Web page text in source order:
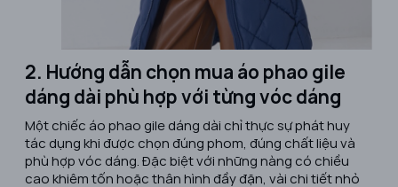
2. Hướng dẫn chọn mua áo phao gile
dáng dài phù hợp với từng vóc dáng
Một chiếc áo phao gile dáng dài chỉ thực sự phát huy
tác dụng khi được chọn đúng phom, đúng chất liệu và
phù hợp vóc dáng. Đặc biệt với những nàng có chiều
cao khiêm tốn hoặc thân hình đầy đặn, vài chi tiết nhỏ